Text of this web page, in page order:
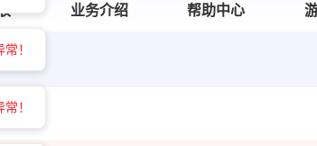
业务介绍 帮助中心
！
！